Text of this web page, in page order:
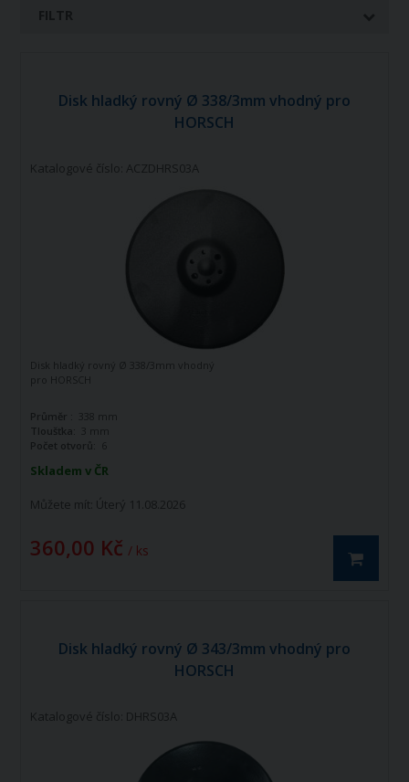
Disk hladký rovný Ø 338/3mm vhodný pro
HORSCH
Katalogové číslo: ACZDHRS03A
Skladem v ČR
Můžete mít: Úterý 11.08.2026
360,00 Kč / ks
Disk hladký rovný Ø 338/3mm vhodný
pro HORSCH
Průměr :
338 mm
Tloušťka:
3 mm
Počet otvorů: 6
Disk hladký rovný Ø 343/3mm vhodný pro
HORSCH
Katalogové číslo: DHRS03A